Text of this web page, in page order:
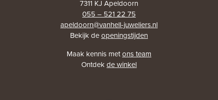
7311 KJ Apeldoorn
055 – 521 22 75
apeldoorn@vanhell-juweliers.nl
Bekijk deopeningstijden
Maak kennis metons team
Ontdekde winkel